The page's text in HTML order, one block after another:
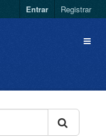
Entrar Registrar